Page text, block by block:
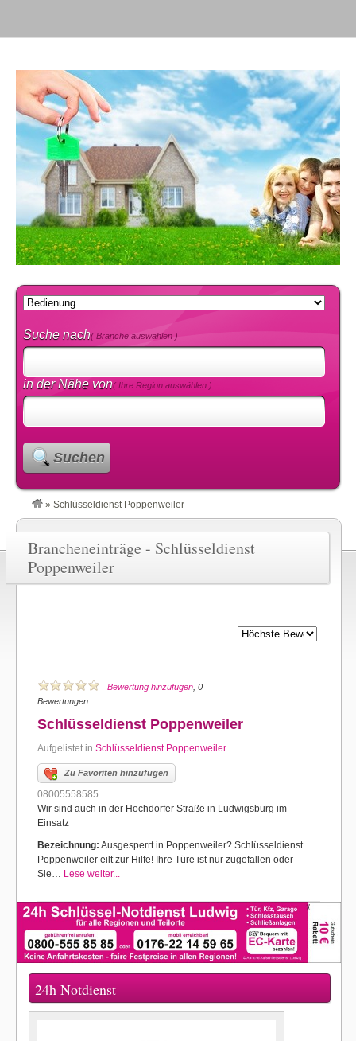
Suche nach( Branche auswählen )
in der Nähe von( Ihre Region auswählen )
Suchen
» Schlüsseldienst Poppenweiler
Brancheneinträge - Schlüsseldienst
Poppenweiler
Bewertung hinzufügen , 0
Bewertungen
Schlüsseldienst Poppenweiler
Aufgelistet in Schlüsseldienst Poppenweiler
Zu Favoriten hinzufügen
08005558585
Wir sind auch in der Hochdorfer Straße in Ludwigsburg im
Einsatz
Bezeichnung: Ausgesperrt in Poppenweiler? Schlüsseldienst
Poppenweiler eilt zur Hilfe! Ihre Türe ist nur zugefallen oder
Sie… Lese weiter...
24h Notdienst